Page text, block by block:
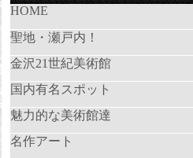
HOME
聖地・瀬戸内！
金沢21世紀美術館
国内有名スポット
魅力的な美術館達
名作アート